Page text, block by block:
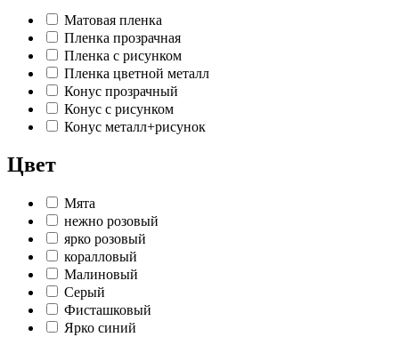
Матовая пленка
Пленка прозрачная
Пленка с рисунком
Пленка цветной металл
Конус прозрачный
Конус с рисунком
Конус металл+рисунок
Цвет
Мята
нежно розовый
ярко розовый
коралловый
Малиновый
Серый
Фисташковый
Ярко синий